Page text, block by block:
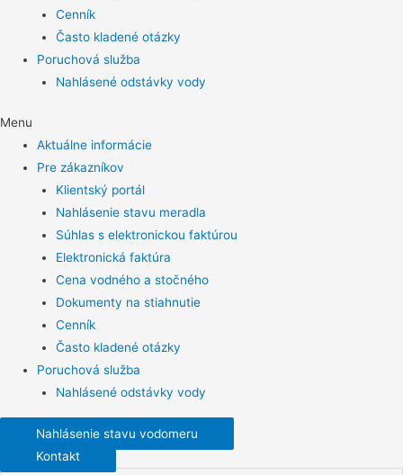
Cenník
Často kladené otázky
Poruchová služba
Nahlásené odstávky vody
Menu
Aktuálne informácie
Pre zákazníkov
Klientský portál
Nahlásenie stavu meradla
Súhlas s elektronickou faktúrou
Elektronická faktúra
Cena vodného a stočného
Dokumenty na stiahnutie
Cenník
Často kladené otázky
Poruchová služba
Nahlásené odstávky vody
Nahlásenie stavu vodomeru
Kontakt